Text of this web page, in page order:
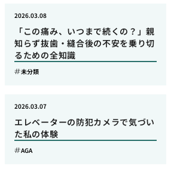
「この痛み、いつまで続くの？」親
知らず抜歯・縫合後の不安を乗り切
るための全知識
2026.03.08
未分類
エレベーターの防犯カメラで気づい
た私の体験
2026.03.07
AGA